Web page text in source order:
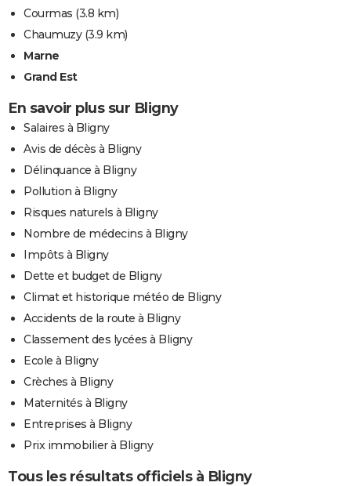
Courmas (3.8 km)
Chaumuzy(3.9 km)
Marne
Grand Est
En savoir plus sur Bligny
Salaires à Bligny
Avis de décès à Bligny
Délinquance à Bligny
Pollution à Bligny
Risques naturels à Bligny
Nombre de médecins à Bligny
Impôts à Bligny
Dette et budget de Bligny
Climat et historique météo de Bligny
Accidents de la route à Bligny
Classement des lycées à Bligny
Ecole à Bligny
Crèches à Bligny
Maternités à Bligny
Entreprises à Bligny
Prix immobilier à Bligny
Tous les résultats officiels à Bligny